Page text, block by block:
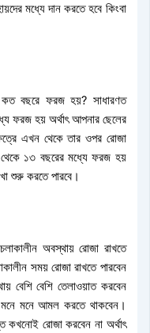
মধ্যে দান করতে হবে কিংবা
বছরে ফরজ হয়? সাধারণত
ফরজ হয় অর্থাৎ আপনার ছেলের
এখন থেকে তার ওপর রোজা
১৩ বছরের মধ্যে ফরজ হয়
শুরু করতে পারবে।
অবস্থায় রোজা রাখতে
সময় রোজা রাখতে পারবেন
বেশি বেশি তেলাওয়াত করবেন
মনে মনে আমল করতে থাকবেন।
কখনোই রোজা করবেন না অর্থাৎ